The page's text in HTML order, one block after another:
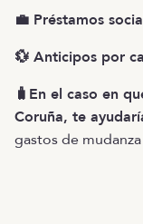
💼 Préstamos
💱 Anticipos por
🧳En el caso en
Coruña, te
gastos de